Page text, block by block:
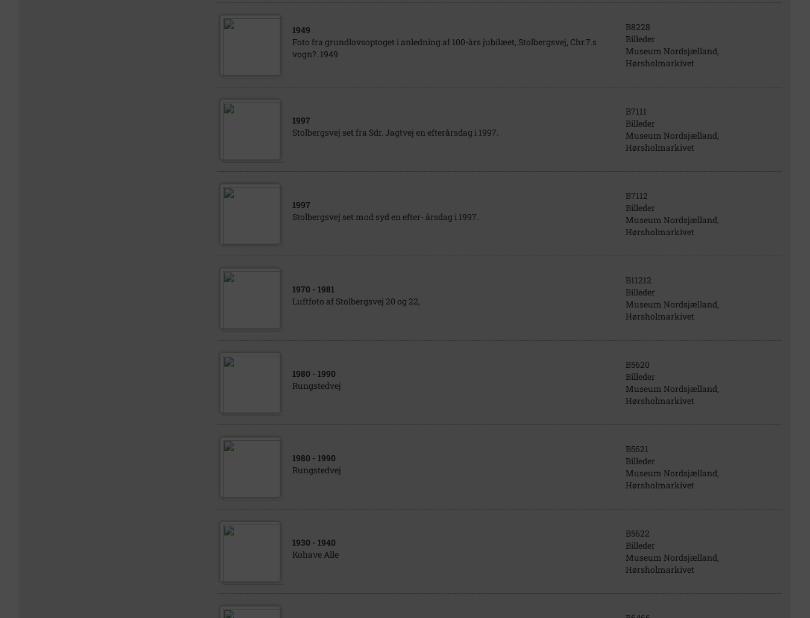
1949
Foto fra grundlovsoptoget i anledning af 100-års jubilæet, Stolbergsvej, Chr.7.s
vogn?. 1949
B8228
Billeder
Museum Nordsjælland,
Hørsholmarkivet
1997
Stolbergsvej set fra Sdr. Jagtvej en efterårsdag i 1997.
B7111
Billeder
Museum Nordsjælland,
Hørsholmarkivet
1997
Stolbergsvej set mod syd en efter- årsdag i 1997.
B7112
Billeder
Museum Nordsjælland,
Hørsholmarkivet
1970 - 1981
Luftfoto af Stolbergsvej 20 og 22,
B11212
Billeder
Museum Nordsjælland,
Hørsholmarkivet
1980 - 1990
Rungstedvej
B5620
Billeder
Museum Nordsjælland,
Hørsholmarkivet
1980 - 1990
Rungstedvej
B5621
Billeder
Museum Nordsjælland,
Hørsholmarkivet
1930 - 1940
Kohave Alle
B5622
Billeder
Museum Nordsjælland,
Hørsholmarkivet